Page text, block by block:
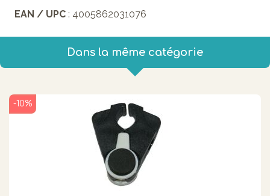
EAN / UPC : 4005862031076
Dans la même catégorie
-10%